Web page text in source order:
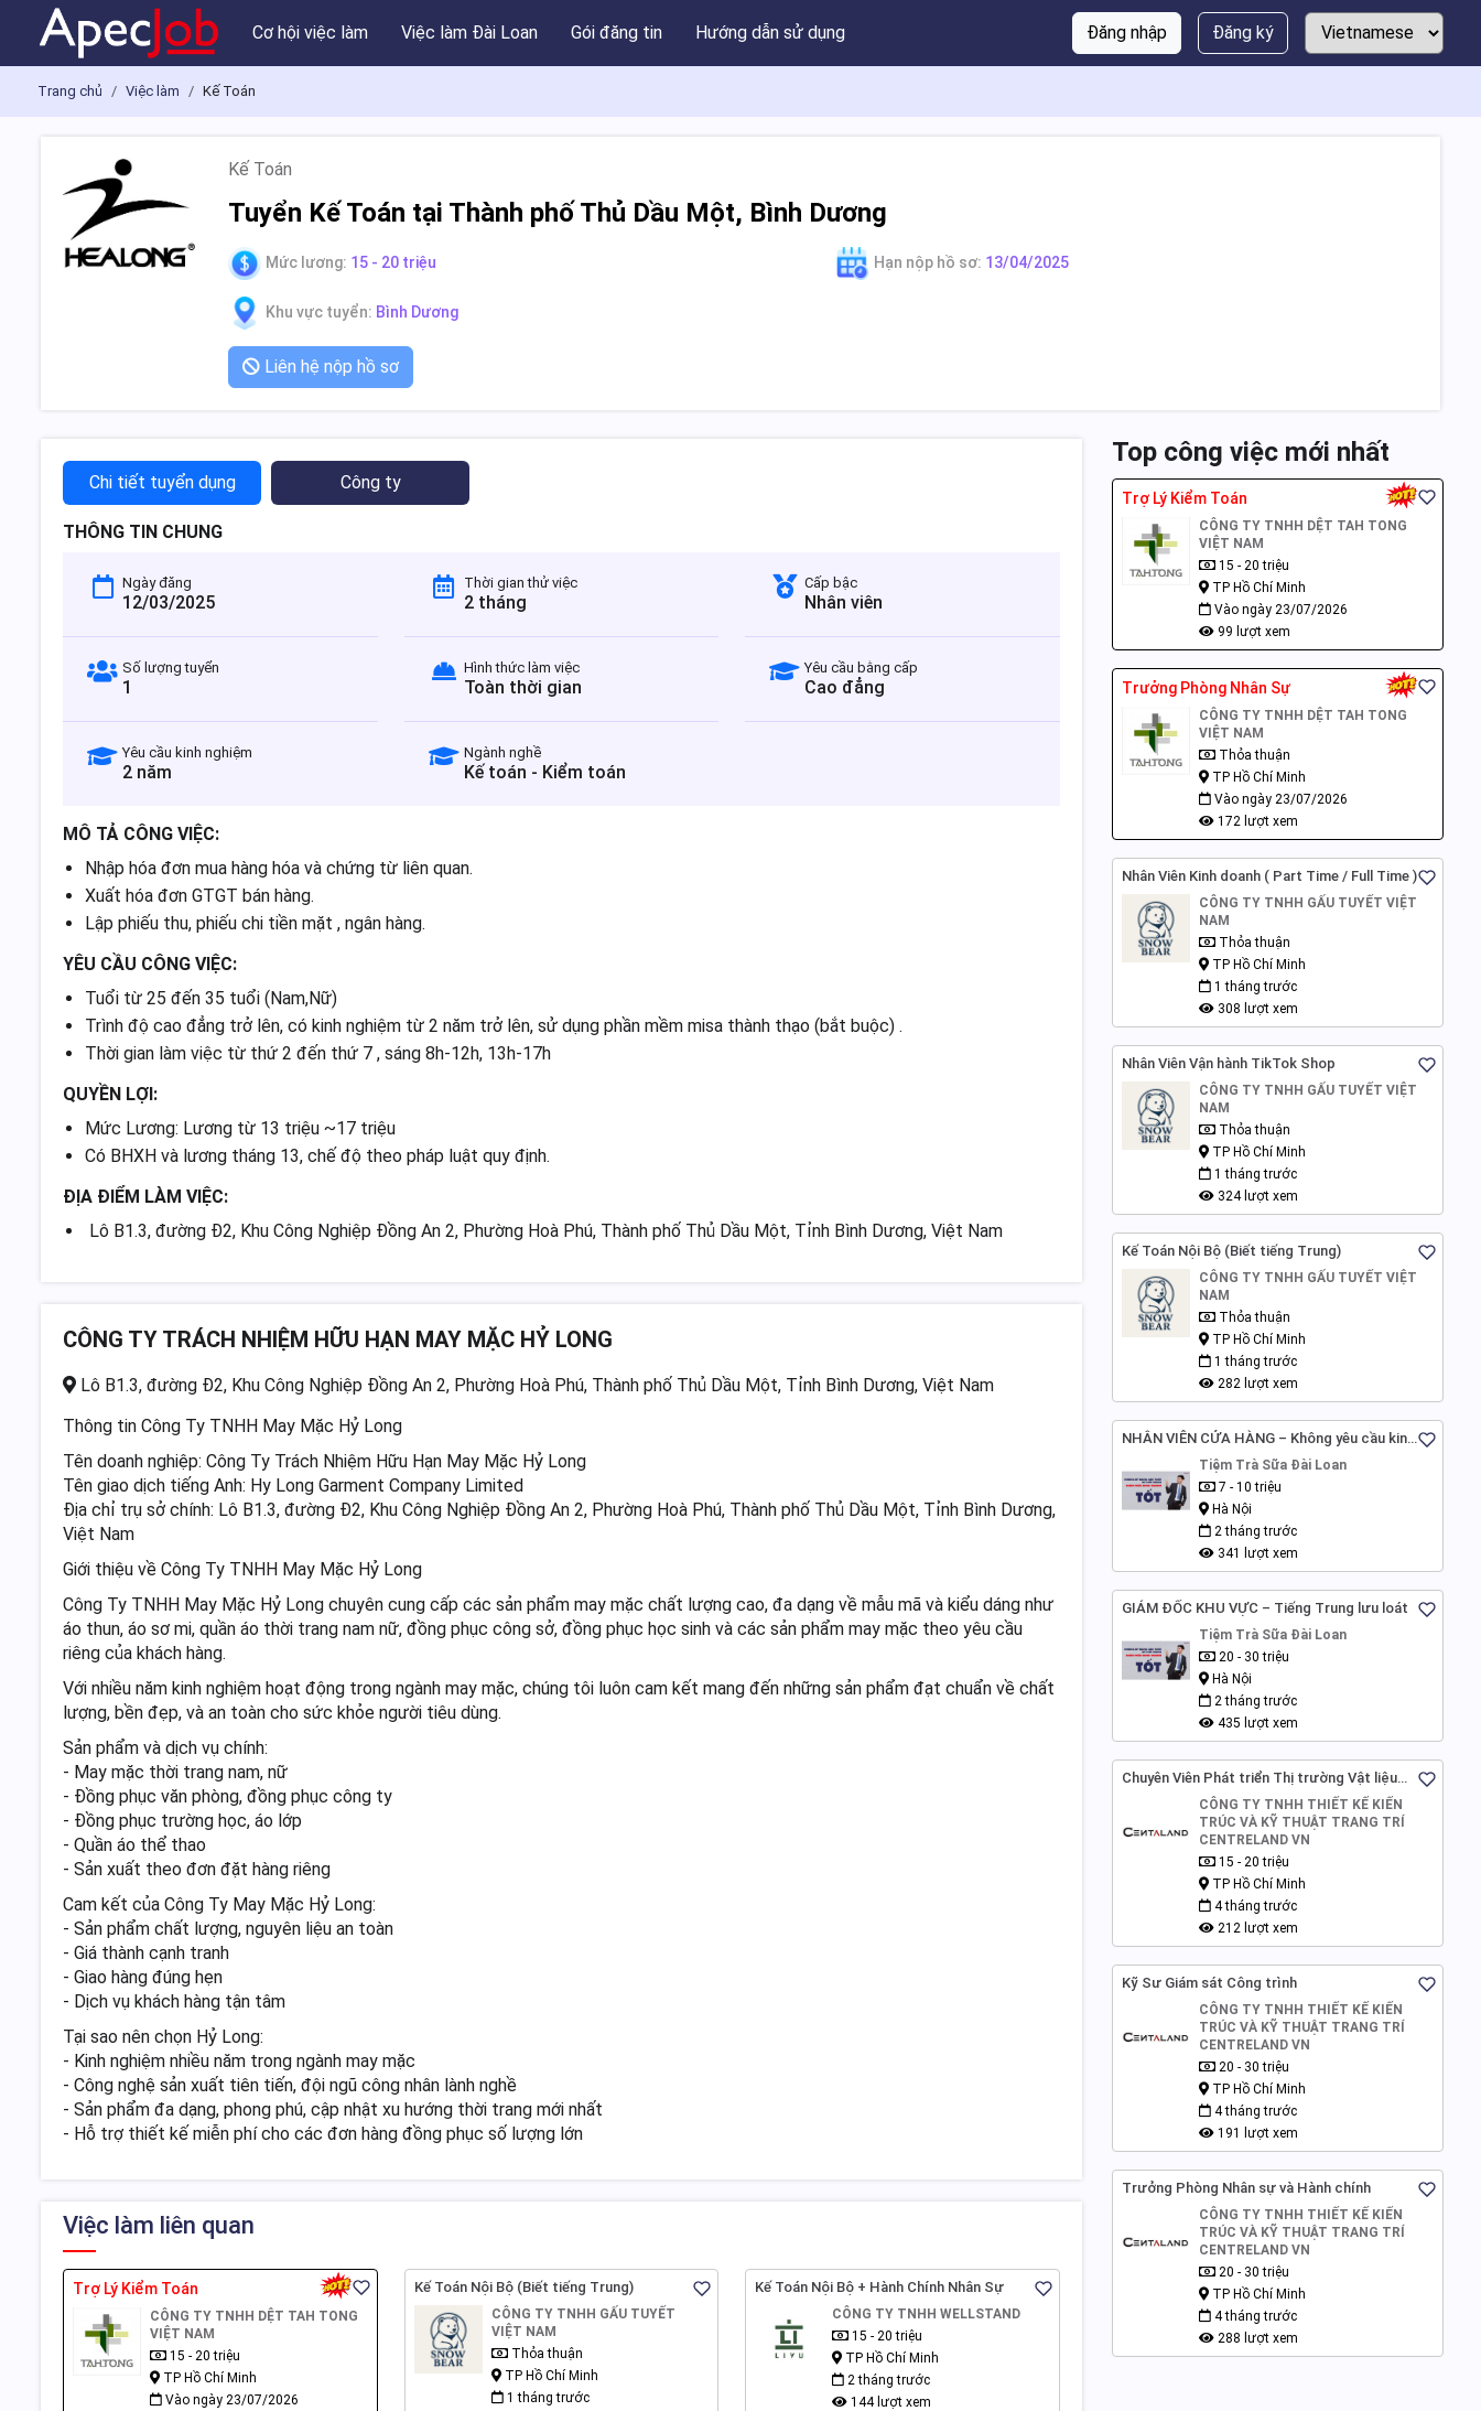
Cơ hội việc làm Việc làm Đài Loan Gói đăng tin Hướng dẫn sử dụng Đăng nhập Đăng ký
Trang chủ Việc làm Kế Toán
Kế Toán
Tuyển Kế Toán tại Thành phố Thủ Dầu Một, Bình Dương
Mức lương: 15 - 20 triệu Hạn nộp hồ sơ: 13/04/2025
Khu vực tuyển: Bình Dương
Liên hệ nộp hồ sơ
Chi tiết tuyển dụng Công ty
THÔNG TIN CHUNG
Ngày đăng
12/03/2025
Thời gian thử việc
2 tháng
Cấp bậc
Nhân viên
Số lượng tuyển
1
Hình thức làm việc
Toàn thời gian
Yêu cầu bằng cấp
Cao đẳng
Yêu cầu kinh nghiệm
2 năm
Ngành nghề
Kế toán - Kiểm toán
MÔ TẢ CÔNG VIỆC:
Nhập hóa đơn mua hàng hóa và chứng từ liên quan.
Xuất hóa đơn GTGT bán hàng.
Lập phiếu thu, phiếu chi tiền mặt , ngân hàng.
YÊU CẦU CÔNG VIỆC:
Tuổi từ 25 đến 35 tuổi (Nam,Nữ)
Trình độ cao đẳng trở lên, có kinh nghiệm từ 2 năm trở lên, sử dụng phần mềm misa thành thạo (bắt buộc) .
Thời gian làm việc từ thứ 2 đến thứ 7 , sáng 8h-12h, 13h-17h
QUYỀN LỢI:
Mức Lương: Lương từ 13 triệu ~17 triệu
Có BHXH và lương tháng 13, chế độ theo pháp luật quy định.
ĐỊA ĐIỂM LÀM VIỆC:
Lô B1.3, đường Đ2, Khu Công Nghiệp Đồng An 2, Phường Hoà Phú, Thành phố Thủ Dầu Một, Tỉnh Bình Dương, Việt Nam
CÔNG TY TRÁCH NHIỆM HỮU HẠN MAY MẶC HỶ LONG
Lô B1.3, đường Đ2, Khu Công Nghiệp Đồng An 2, Phường Hoà Phú, Thành phố Thủ Dầu Một, Tỉnh Bình Dương, Việt Nam
Thông tin Công Ty TNHH May Mặc Hỷ Long
Tên doanh nghiệp: Công Ty Trách Nhiệm Hữu Hạn May Mặc Hỷ Long
Tên giao dịch tiếng Anh: Hy Long Garment Company Limited
Địa chỉ trụ sở chính: Lô B1.3, đường Đ2, Khu Công Nghiệp Đồng An 2, Phường Hoà Phú, Thành phố Thủ Dầu Một, Tỉnh Bình Dương,
Việt Nam
Giới thiệu về Công Ty TNHH May Mặc Hỷ Long
Công Ty TNHH May Mặc Hỷ Long chuyên cung cấp các sản phẩm may mặc chất lượng cao, đa dạng về mẫu mã và kiểu dáng như
áo thun, áo sơ mi, quần áo thời trang nam nữ, đồng phục công sở, đồng phục học sinh và các sản phẩm may mặc theo yêu cầu
riêng của khách hàng.
Với nhiều năm kinh nghiệm hoạt động trong ngành may mặc, chúng tôi luôn cam kết mang đến những sản phẩm đạt chuẩn về chất
lượng, bền đẹp, và an toàn cho sức khỏe người tiêu dùng.
Sản phẩm và dịch vụ chính:
- May mặc thời trang nam, nữ
- Đồng phục văn phòng, đồng phục công ty
- Đồng phục trường học, áo lớp
- Quần áo thể thao
- Sản xuất theo đơn đặt hàng riêng
Cam kết của Công Ty May Mặc Hỷ Long:
- Sản phẩm chất lượng, nguyên liệu an toàn
- Giá thành cạnh tranh
- Giao hàng đúng hẹn
- Dịch vụ khách hàng tận tâm
Tại sao nên chọn Hỷ Long:
- Kinh nghiệm nhiều năm trong ngành may mặc
- Công nghệ sản xuất tiên tiến, đội ngũ công nhân lành nghề
- Sản phẩm đa dạng, phong phú, cập nhật xu hướng thời trang mới nhất
- Hỗ trợ thiết kế miễn phí cho các đơn hàng đồng phục số lượng lớn
Việc làm liên quan
Trợ Lý Kiểm Toán
CÔNG TY TNHH DỆT TAH TONG
VIỆT NAM
15 - 20 triệu
TP Hồ Chí Minh
Vào ngày 23/07/2026
Kế Toán Nội Bộ (Biết tiếng Trung)
CÔNG TY TNHH GẤU TUYẾT
VIỆT NAM
Thỏa thuận
TP Hồ Chí Minh
1 tháng trước
Kế Toán Nội Bộ + Hành Chính Nhân Sự
CÔNG TY TNHH WELLSTAND
15 - 20 triệu
TP Hồ Chí Minh
2 tháng trước
144 lượt xem
Top công việc mới nhất
Trợ Lý Kiểm Toán
CÔNG TY TNHH DỆT TAH TONG
VIỆT NAM
15 - 20 triệu
TP Hồ Chí Minh
Vào ngày 23/07/2026
99 lượt xem
Trưởng Phòng Nhân Sự
CÔNG TY TNHH DỆT TAH TONG
VIỆT NAM
Thỏa thuận
TP Hồ Chí Minh
Vào ngày 23/07/2026
172 lượt xem
Nhân Viên Kinh doanh ( Part Time / Full Time )
CÔNG TY TNHH GẤU TUYẾT VIỆT
NAM
Thỏa thuận
TP Hồ Chí Minh
1 tháng trước
308 lượt xem
Nhân Viên Vận hành TikTok Shop
CÔNG TY TNHH GẤU TUYẾT VIỆT
NAM
Thỏa thuận
TP Hồ Chí Minh
1 tháng trước
324 lượt xem
Kế Toán Nội Bộ (Biết tiếng Trung)
CÔNG TY TNHH GẤU TUYẾT VIỆT
NAM
Thỏa thuận
TP Hồ Chí Minh
1 tháng trước
282 lượt xem
NHÂN VIÊN CỬA HÀNG – Không yêu cầu kinh
nghiệm - Hà Nội
Tiệm Trà Sữa Đài Loan
7 - 10 triệu
Hà Nội
2 tháng trước
341 lượt xem
GIÁM ĐỐC KHU VỰC – Tiếng Trung lưu loát
Tiệm Trà Sữa Đài Loan
20 - 30 triệu
Hà Nội
2 tháng trước
435 lượt xem
Chuyên Viên Phát triển Thị trường Vật liệu
CÔNG TY TNHH THIẾT KẾ KIẾN
TRÚC VÀ KỸ THUẬT TRANG TRÍ
CENTRELAND VN
15 - 20 triệu
TP Hồ Chí Minh
4 tháng trước
212 lượt xem
Kỹ Sư Giám sát Công trình
CÔNG TY TNHH THIẾT KẾ KIẾN
TRÚC VÀ KỸ THUẬT TRANG TRÍ
CENTRELAND VN
20 - 30 triệu
TP Hồ Chí Minh
4 tháng trước
191 lượt xem
Trưởng Phòng Nhân sự và Hành chính
CÔNG TY TNHH THIẾT KẾ KIẾN
TRÚC VÀ KỸ THUẬT TRANG TRÍ
CENTRELAND VN
20 - 30 triệu
TP Hồ Chí Minh
4 tháng trước
288 lượt xem